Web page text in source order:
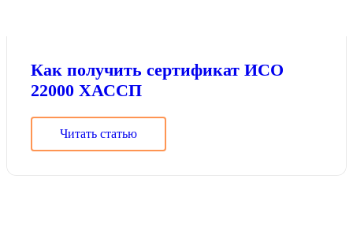
Как получить сертификат ИСО
22000 ХАССП
Читать статью